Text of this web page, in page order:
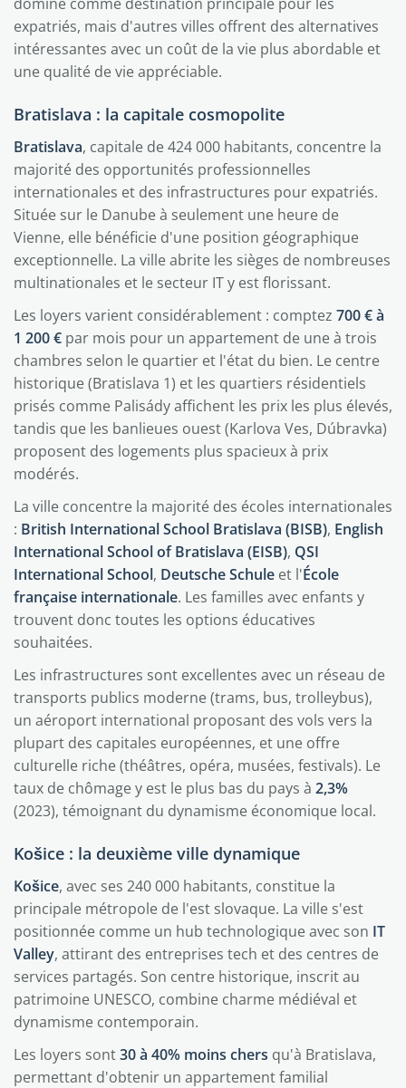
expatriés, mais d'autres villes offrent des alternatives
intéressantes avec un coût de la vie plus abordable et
une qualité de vie appréciable.
Bratislava : la capitale cosmopolite
Bratislava, capitale de 424 000 habitants, concentre la
majorité des opportunités professionnelles
internationales et des infrastructures pour expatriés.
Située sur le Danube à seulement une heure de
Vienne, elle bénéficie d'une position géographique
exceptionnelle. La ville abrite les sièges de nombreuses
multinationales et le secteur IT y est florissant.
Les loyers varient considérablement : comptez 700 € à
1 200 € par mois pour un appartement de une à trois
chambres selon le quartier et l'état du bien. Le centre
historique (Bratislava 1) et les quartiers résidentiels
prisés comme Palisády affichent les prix les plus élevés,
tandis que les banlieues ouest (Karlova Ves, Dúbravka)
proposent des logements plus spacieux à prix
modérés.
La ville concentre la majorité des écoles internationales
: British International School Bratislava (BISB), English
International School of Bratislava (EISB), QSI
International School, Deutsche Schule et l'École
française internationale. Les familles avec enfants y
trouvent donc toutes les options éducatives
souhaitées.
Les infrastructures sont excellentes avec un réseau de
transports publics moderne (trams, bus, trolleybus),
un aéroport international proposant des vols vers la
plupart des capitales européennes, et une offre
culturelle riche (théâtres, opéra, musées, festivals). Le
taux de chômage y est le plus bas du pays à 2,3%
(2023), témoignant du dynamisme économique local.
Košice : la deuxième ville dynamique
Košice, avec ses 240 000 habitants, constitue la
principale métropole de l'est slovaque. La ville s'est
positionnée comme un hub technologique avec son IT
Valley, attirant des entreprises tech et des centres de
services partagés. Son centre historique, inscrit au
patrimoine UNESCO, combine charme médiéval et
dynamisme contemporain.
Les loyers sont30 à 40% moins chers qu'à Bratislava,
permettant d'obtenir un appartement familial